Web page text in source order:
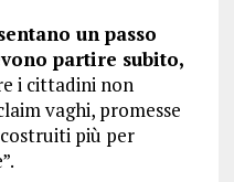
un passo
partire subito,
i cittadini non
vaghi, promesse
più per